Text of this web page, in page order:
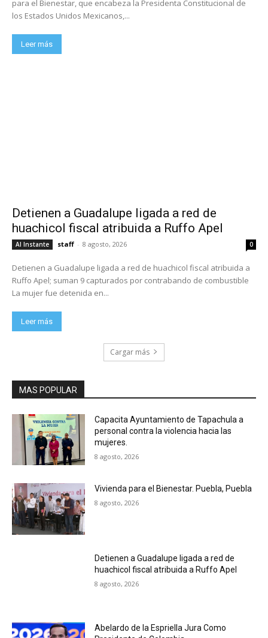
para el Bienestar, que encabeza la Presidenta Constitucional de
los Estados Unidos Mexicanos,...
Leer más
Detienen a Guadalupe ligada a red de
huachicol fiscal atribuida a Ruffo Apel
Al Instante staff - 8 agosto, 2026 0
Detienen a Guadalupe ligada a red de huachicol fiscal atribuida a
Ruffo Apel; suman 9 capturados por contrabando de combustible
La mujer fue detenida en...
Leer más
Cargar más
MAS POPULAR
Capacita Ayuntamiento de Tapachula a
personal contra la violencia hacia las
mujeres.
8 agosto, 2026
Vivienda para el Bienestar. Puebla, Puebla
8 agosto, 2026
Detienen a Guadalupe ligada a red de
huachicol fiscal atribuida a Ruffo Apel
8 agosto, 2026
Abelardo de la Espriella Jura Como